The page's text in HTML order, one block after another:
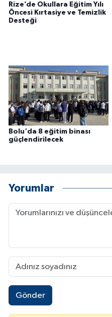
Rize’de Okullara Eğitim Yılı
Öncesi Kırtasiye ve Temizlik
Desteği
Bolu'da 8 eğitim binası
güçlendirilecek
Yorumlar
Gönder